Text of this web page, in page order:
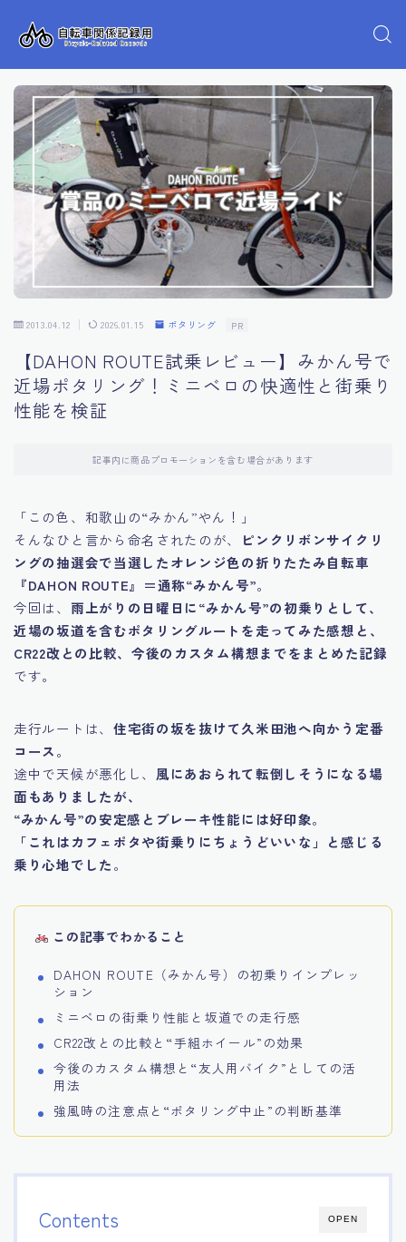
2013.04.12 2026.01.15 ポタリング PR
【DAHON ROUTE試乗レビュー】みかん号で
近場ポタリング！ミニベロの快適性と街乗り
性能を検証
記事内に商品プロモーションを含む場合があります
「この色、和歌山の“みかん”やん！」
そんなひと言から命名されたのが、
ピンクリボンサイクリ
ングの抽選会で当選したオレンジ色の折りたたみ自転車
『DAHON ROUTE』＝通称“みかん号”。
今回は、 雨上がりの日曜日に“みかん号”の初乗りとして、
近場の坂道を含むポタリングルートを走ってみた感想と、
CR22改との比較、今後のカスタム構想までをまとめた記録
です。
走行ルートは、 住宅街の坂を抜けて久米田池へ向かう定番
コース。
途中で天候が悪化し、 風にあおられて転倒しそうになる場
面もありましたが、
“みかん号”の安定感とブレーキ性能には好印象。
「これはカフェポタや街乗りにちょうどいいな」と感じる
乗り心地でした。
この記事でわかること
DAHON ROUTE（みかん号）の初乗りインプレッ
ション
ミニベロの街乗り性能と坂道での走行感
CR22改との比較と“手組ホイール”の効果
今後のカスタム構想と“友人用バイク”としての活
用法
強風時の注意点と“ポタリング中止”の判断基準
OPEN
Contents